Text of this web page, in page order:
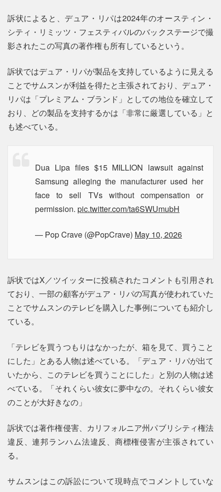
訴状によると、デュア・リパは2024年のオースティン・
シティ・リミッツ・フェスティバルのバックステージで撮
影されたこの写真の著作権も所有しているという。
訴状ではデュア・リパが製品を支持しているように見える
ことでサムスンが利益を得たと主張されており、デュア・
リパは「プレミアム・ブランド」としての地位を確立して
おり、どの製品を支持するかは「非常に厳選している」と
も述べている。
Dua Lipa files $15 MILLION lawsuit against
Samsung alleging the manufacturer used her
face to sell TVs without compensation or
permission. pic.twitter.com/ta6SWUmubH
— Pop Crave (@PopCrave) May 10, 2026
訴状ではX／ツイッターに投稿されたコメントも引用され
ており、一部の顧客がデュア・リパの写真が使われていた
ことでサムスンのテレビを購入した事例についても紹介し
ている。
「テレビを買うつもりはなかったが、箱を見て、買うこと
にした」とある人物は述べている。「デュア・リパが出て
いたから、このテレビを買うことにした」と別の人物は述
べている。「それくらい彼女に夢中なの。それくらい彼女
のことが大好きなの」
訴状では著作権侵害、カリフォルニア州パブリシティ権法
違反、連邦ランハム法違反、商標権侵害が主張されてい
る。
サムスンはこの訴訟について現時点でコメントしていな